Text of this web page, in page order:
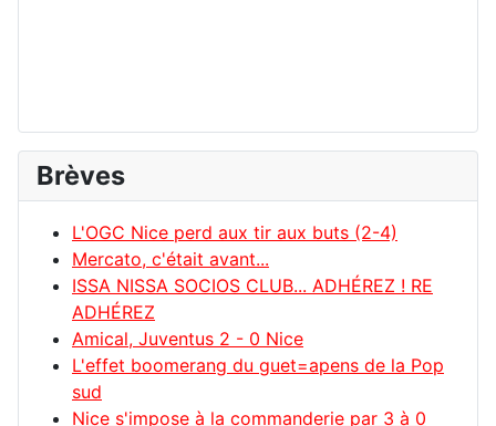
Brèves
L'OGC Nice perd aux tir aux buts (2-4)
Mercato, c'était avant...
ISSA NISSA SOCIOS CLUB... ADHÉREZ ! RE
ADHÉREZ
Amical, Juventus 2 - 0 Nice
L'effet boomerang du guet=apens de la Pop
sud
Nice s'impose à la commanderie par 3 à 0